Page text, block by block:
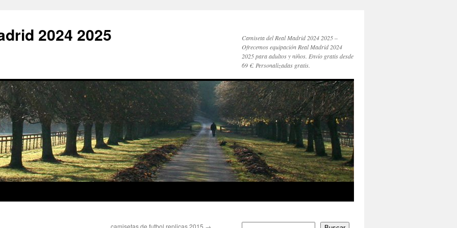
2024 2025
Camiseta del Real Madrid 2024 2025 –
Ofrecemos equipación Real Madrid 2024
2025 para adultos y niños. Envío gratis desde
69 €. Personalizadas gratis.
camisetas de futbol replicas 2015 →